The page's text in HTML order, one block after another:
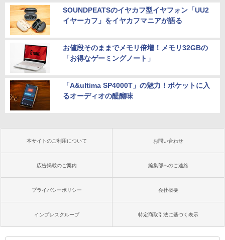
SOUNDPEATSのイヤカフ型イヤフォン「UU2
イヤーカフ」をイヤカフマニアが語る
お値段そのままでメモリ倍増！メモリ32GBの
「お得なゲーミングノート」
「A&ultima SP4000T」の魅力！ポケットに入
るオーディオの醍醐味
本サイトのご利用について お問い合わせ
広告掲載のご案内 編集部へのご連絡
プライバシーポリシー 会社概要
インプレスグループ 特定商取引法に基づく表示